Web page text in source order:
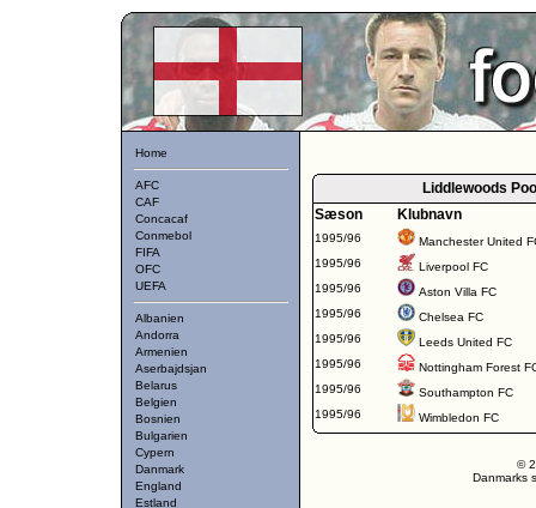
Home
AFC
CAF
Concacaf
Conmebol
FIFA
OFC
UEFA
Albanien
Andorra
Armenien
Aserbajdsjan
Belarus
Belgien
Bosnien
Bulgarien
Cypern
Danmark
England
Estland
Liddlewoods
Sæson
Klubnavn
1995/96
Manchester United
1995/96
Liverpool FC
1995/96
Aston Villa FC
1995/96
Chelsea FC
1995/96
Leeds United FC
1995/96
Nottingham Forest
1995/96
Southampton FC
1995/96
Wimbledon FC
©
Danmarks